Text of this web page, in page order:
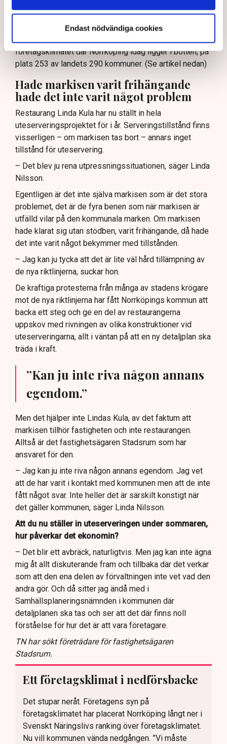
Endast nödvändiga cookies
– Det är typiskt för hur en del tjänstemän i kommunen
ser på oss, säger Linda Nilsson och hänvisar till
företagsklimatet där Norrköping idag ligger i botten, på
plats 253 av landets 290 kommuner. (Se artikel nedan)
Hade markisen varit frihängande
hade det inte varit något problem
Restaurang Linda Kula har nu ställt in hela
uteserveringsprojektet för i år. Serveringstillstånd finns
visserligen – om markisen tas bort – annars inget
tillstånd för uteservering.
– Det blev ju rena utpressningssituationen, säger Linda
Nilsson.
Egentligen är det inte själva markisen som är det stora
problemet, det är de fyra benen som när markisen är
utfälld vilar på den kommunala marken. Om markisen
hade klarat sig utan stödben, varit frihängande, då hade
det inte varit något bekymmer med tillstånden.
– Jag kan ju tycka att det är lite väl hård tillämpning av
de nya riktlinjerna, suckar hon.
De kraftiga protesterna från många av stadens krögare
mot de nya riktlinjerna har fått Norrköpings kommun att
backa ett steg och ge en del av restaurangerna
uppskov med rivningen av olika konstruktioner vid
uteserveringarna, allt i väntan på att en ny detaljplan ska
träda i kraft.
”Kan ju inte riva någon annans
egendom.”
Men det hjälper inte Lindas Kula, av det faktum att
markisen tillhör fastigheten och inte restaurangen.
Alltså är det fastighetsägaren Stadsrum som har
ansvaret för den.
– Jag kan ju inte riva någon annans egendom. Jag vet
att de har varit i kontakt med kommunen men att de inte
fått något svar. Inte heller det är särskilt konstigt när
det gäller kommunen, säger Linda Nilsson.
Att du nu ställer in uteserveringen under sommaren,
hur påverkar det ekonomin?
– Det blir ett avbräck, naturligtvis. Men jag kan inte ägna
mig åt allt diskuterande fram och tillbaka där det verkar
som att den ena delen av förvaltningen inte vet vad den
andra gör. Och då sitter jag ändå med i
Samhällsplaneringsnämnden i kommunen där
detaljplanen ska tas och ser att det där finns noll
förståelse för hur det är att vara företagare.
TN har sökt företrädare för fastighetsägaren
Stadsrum.
Ett företagsklimat i nedförsbacke
Det stupar neråt. Företagens syn på
företagsklimatet har placerat Norrköping långt ner i
Svenskt Näringslivs ranking över företagsklimatet.
Nu vill kommunen vända nedgången. ”Vi måste